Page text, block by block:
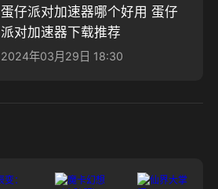
蛋仔派对加速器哪个好用 蛋仔
派对加速器下载推荐
2024年03月29日 18:30